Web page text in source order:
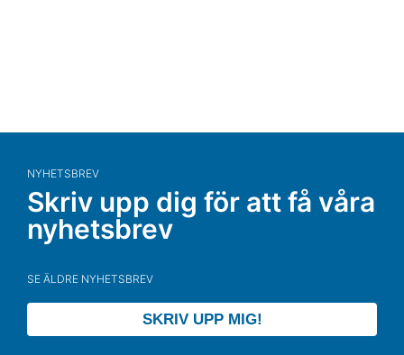
NYHETSBREV
Skriv upp dig för att få våra
nyhetsbrev
SE ÄLDRE NYHETSBREV
SKRIV UPP MIG!